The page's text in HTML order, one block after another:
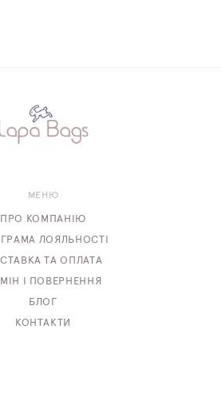
МЕНЮ
ПРО КОМПАНІЮ
ЛОЯЛЬНОСТІ
ТА ОПЛАТА
І ПОВЕРНЕННЯ
БЛОГ
КОНТАКТИ